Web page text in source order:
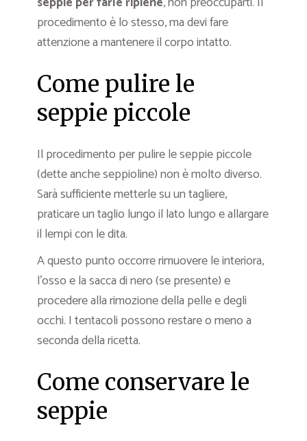
procedimento è lo stesso, ma devi fare
attenzione a mantenere il corpo intatto.
Come pulire le
seppie piccole
Il procedimento per pulire le seppie piccole
(dette anche seppioline) non è molto diverso.
Sarà sufficiente metterle su un tagliere,
praticare un taglio lungo il lato lungo e allargare
il lempi con le dita.
A questo punto occorre rimuovere le interiora,
l’osso e la sacca di nero (se presente) e
procedere alla rimozione della pelle e degli
occhi. I tentacoli possono restare o meno a
seconda della ricetta.
Come conservare le
seppie